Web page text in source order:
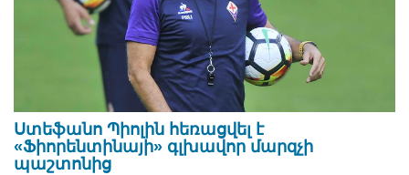
Ստեֆանո Պիոլին հեռացվել է
«Ֆիորենտինայի» գլխավոր մարզչի
պաշտոնից